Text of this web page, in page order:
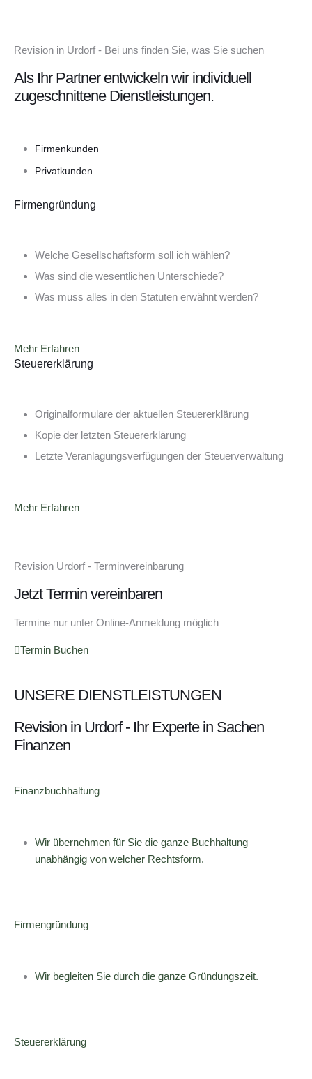
Revision in Urdorf - Bei uns finden Sie, was Sie suchen
Als Ihr Partner entwickeln wir individuell
zugeschnittene Dienstleistungen.
Firmenkunden
Privatkunden
Firmengründung
Welche Gesellschaftsform soll ich wählen?
Was sind die wesentlichen Unterschiede?
Was muss alles in den Statuten erwähnt werden?
Mehr Erfahren
Steuererklärung
Originalformulare der aktuellen Steuererklärung
Kopie der letzten Steuererklärung
Letzte Veranlagungsverfügungen der Steuerverwaltung
Mehr Erfahren
Revision Urdorf - Terminvereinbarung
Jetzt Termin vereinbaren
Termine nur unter Online-Anmeldung möglich
Termin Buchen
UNSERE DIENSTLEISTUNGEN
Revision in Urdorf - Ihr Experte in Sachen
Finanzen
Finanzbuchhaltung
Wir übernehmen für Sie die ganze Buchhaltung
unabhängig von welcher Rechtsform.
Firmengründung
Wir begleiten Sie durch die ganze Gründungszeit.
Steuererklärung